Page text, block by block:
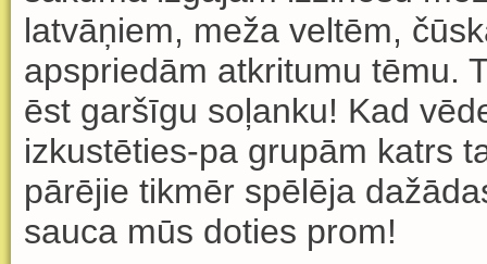
latvāņiem, meža veltēm, čūsk
apspriedām atkritumu tēmu.
ēst garšīgu soļanku! Kad vē
izkustēties-pa grupām katrs
pārējie tikmēr spēlēja dažā
sauca mūs doties prom!